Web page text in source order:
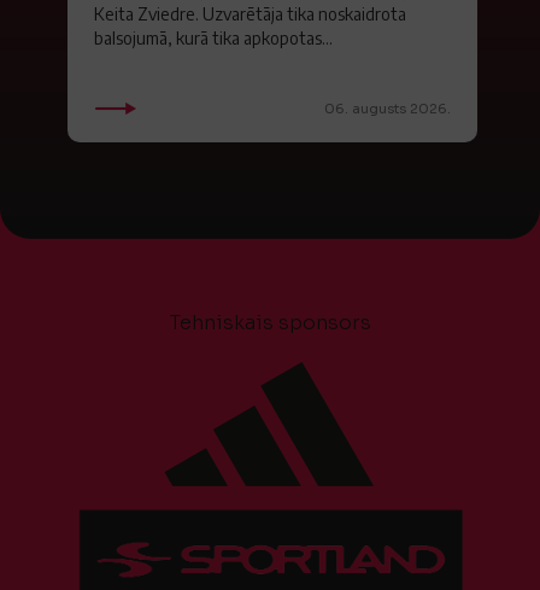
Keita Zviedre. Uzvarētāja tika noskaidrota
balsojumā, kurā tika apkopotas...
06. augusts 2026.
Tehniskais sponsors